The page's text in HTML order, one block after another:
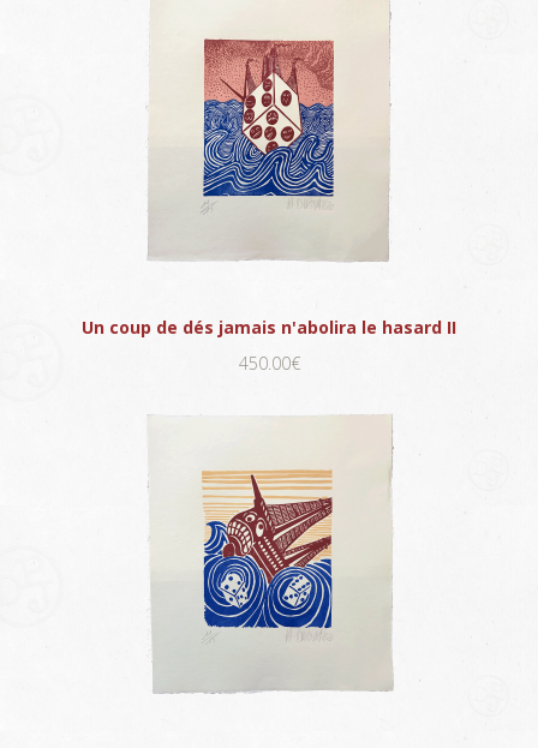
Un coup de dés jamais n'abolira le hasard II
450.00€